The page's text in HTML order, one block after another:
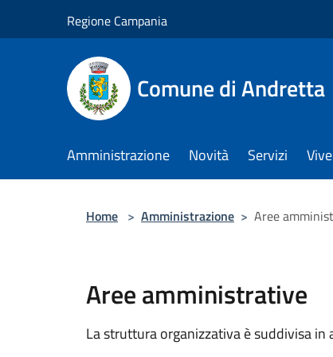
Regione Campania
Comune di Andretta
Amministrazione Novità Servizi
Home > Amministrazione > Aree
Aree amministrative
La struttura organizzativa è suddivisa